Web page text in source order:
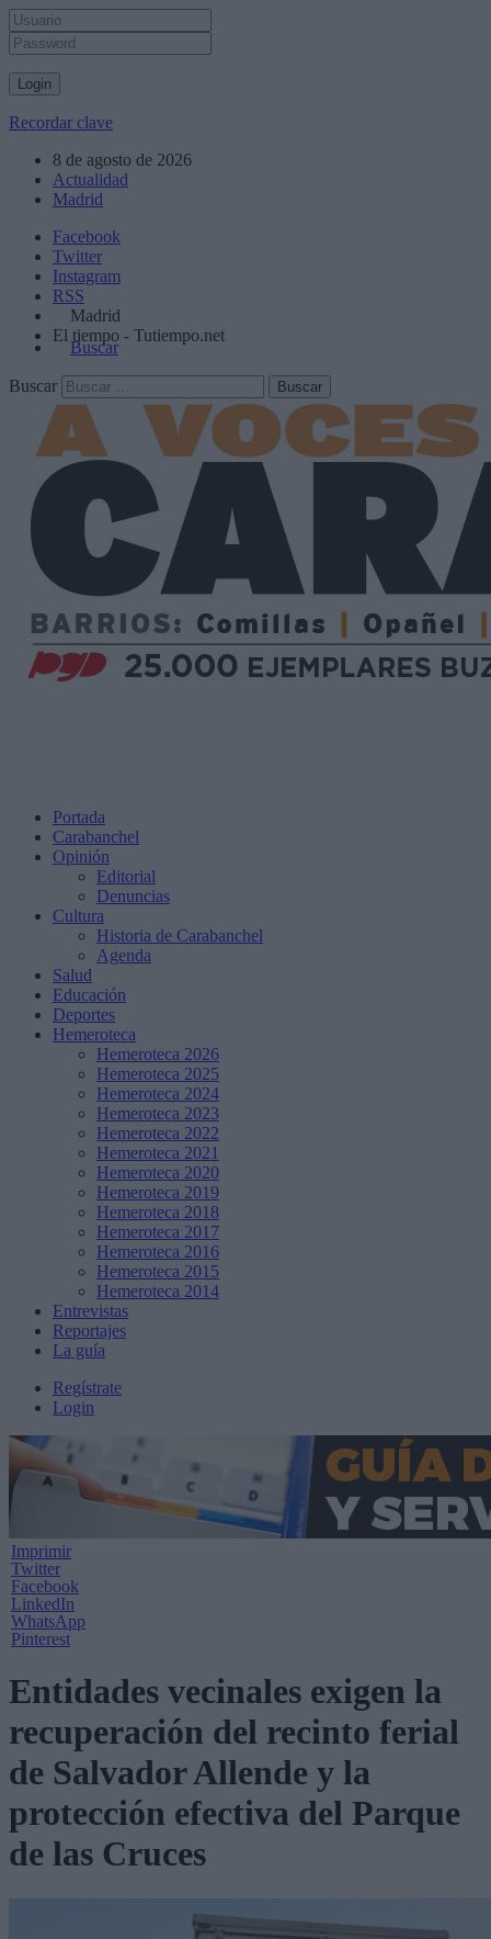
Recordar clave
8 de agosto de 2026
Actualidad
Madrid
Facebook
Twitter
Instagram
RSS
Madrid
El tiempo - Tutiempo.net
Buscar
Buscar
Portada
Carabanchel
Opinión
Editorial
Denuncias
Cultura
Historia de Carabanchel
Agenda
Salud
Educación
Deportes
Hemeroteca
Hemeroteca 2026
Hemeroteca 2025
Hemeroteca 2024
Hemeroteca 2023
Hemeroteca 2022
Hemeroteca 2021
Hemeroteca 2020
Hemeroteca 2019
Hemeroteca 2018
Hemeroteca 2017
Hemeroteca 2016
Hemeroteca 2015
Hemeroteca 2014
Entrevistas
Reportajes
La guía
Regístrate
Login
Imprimir
Twitter
Facebook
LinkedIn
WhatsApp
Pinterest
Entidades vecinales exigen la
recuperación del recinto ferial
de Salvador Allende y la
protección efectiva del Parque
de las Cruces